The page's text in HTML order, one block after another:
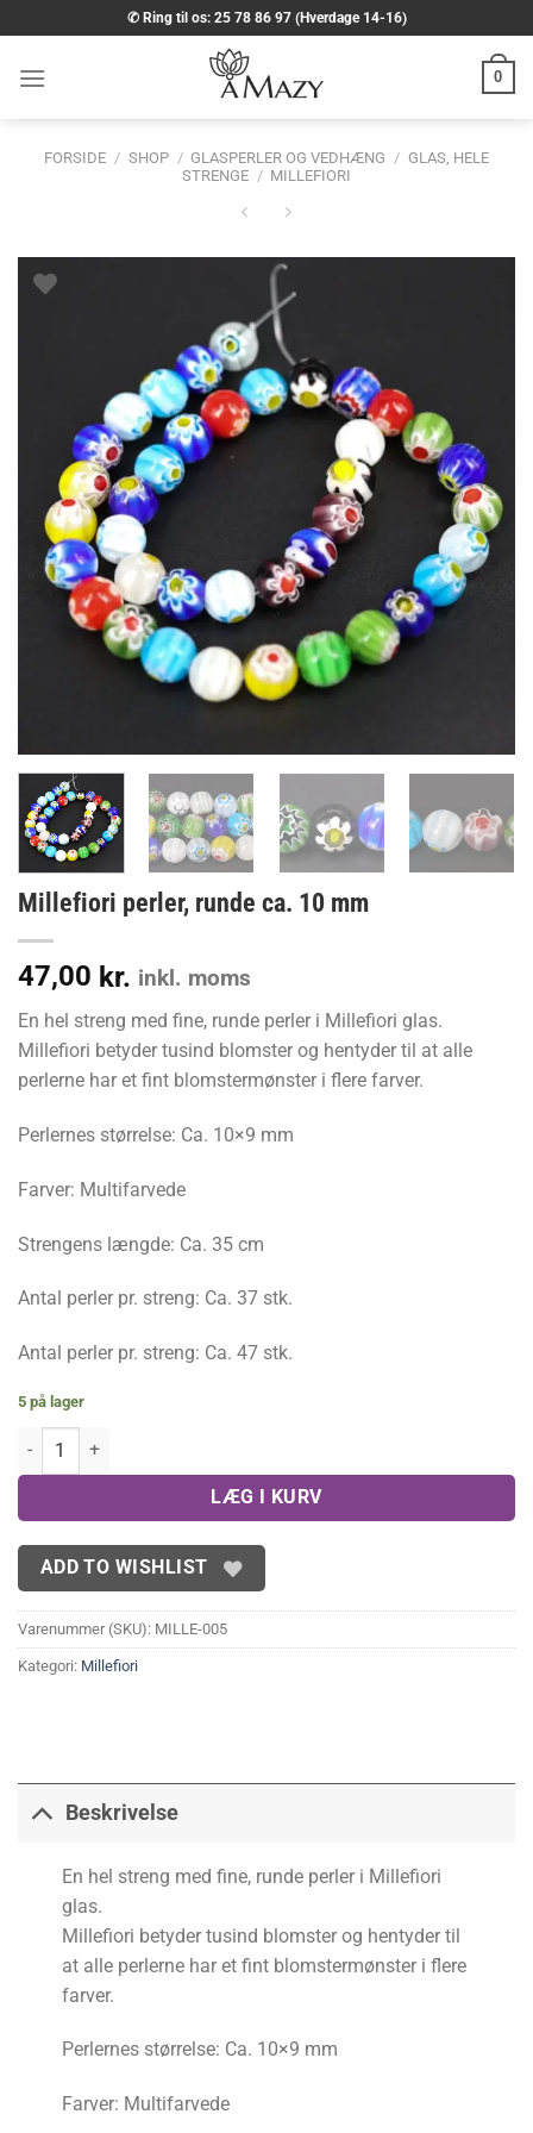
til
indhold
✆ Ring til os: 25 78 86 97 (Hverdage 14-16)
0
FORSIDE / SHOP / GLASPERLER OG VEDHÆNG / GLAS, HELE
STRENGE / MILLEFIORI
Millefiori perler, runde ca. 10 mm
47,00 kr. inkl. moms
En hel streng med fine, runde perler i Millefiori glas.
Millefiori betyder tusind blomster og hentyder til at alle
perlerne har et fint blomstermønster i flere farver.
Perlernes størrelse: Ca. 10×9 mm
Farver: Multifarvede
Strengens længde: Ca. 35 cm
Antal perler pr. streng: Ca. 37 stk.
Antal perler pr. streng: Ca. 47 stk.
5 på lager
Millefiori perler, runde ca. 10 mm antal
LÆG I KURV
ADD TO WISHLIST
Varenummer (SKU): MILLE-005
Kategori: Millefiori
Beskrivelse
En hel streng med fine, runde perler i Millefiori
glas.
Millefiori betyder tusind blomster og hentyder til
at alle perlerne har et fint blomstermønster i flere
farver.
Perlernes størrelse: Ca. 10×9 mm
Farver: Multifarvede